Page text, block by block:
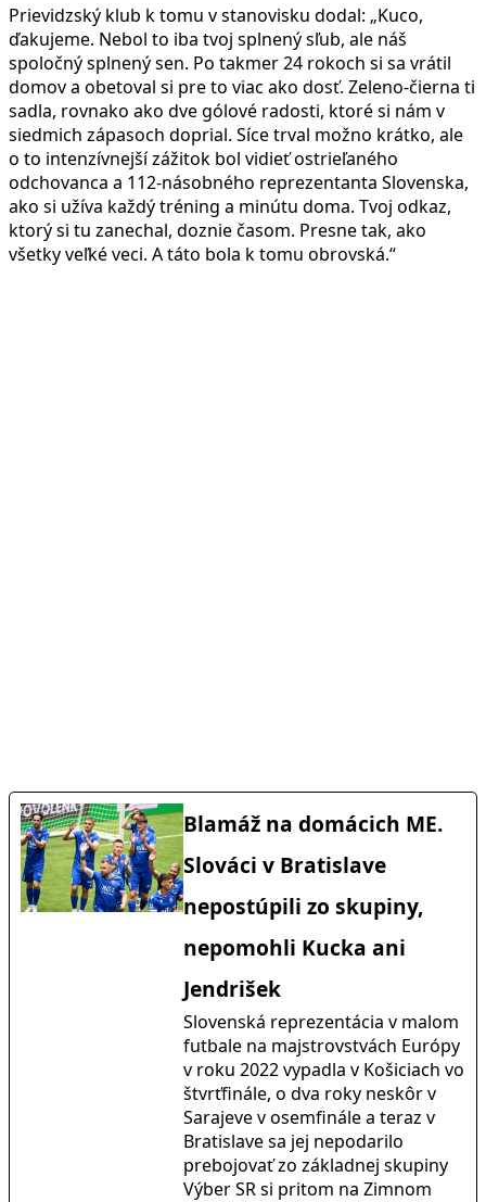
Prievidzský klub k tomu v stanovisku dodal: „Kuco,
ďakujeme. Nebol to iba tvoj splnený sľub, ale náš
spoločný splnený sen. Po takmer 24 rokoch si sa vrátil
domov a obetoval si pre to viac ako dosť. Zeleno-čierna ti
sadla, rovnako ako dve gólové radosti, ktoré si nám v
siedmich zápasoch doprial. Síce trval možno krátko, ale
o to intenzívnejší zážitok bol vidieť ostrieľaného
odchovanca a 112-násobného reprezentanta Slovenska,
ako si užíva každý tréning a minútu doma. Tvoj odkaz,
ktorý si tu zanechal, doznie časom. Presne tak, ako
všetky veľké veci. A táto bola k tomu obrovská.“
Blamáž na domácich ME.
Slováci v Bratislave
nepostúpili zo skupiny,
nepomohli Kucka ani
Jendrišek
Slovenská reprezentácia v malom
futbale na majstrovstvách Európy
v roku 2022 vypadla v Košiciach vo
štvrťfinále, o dva roky neskôr v
Sarajeve v osemfinále a teraz v
Bratislave sa jej nepodarilo
prebojovať zo základnej skupiny
Výber SR si pritom na Zimnom